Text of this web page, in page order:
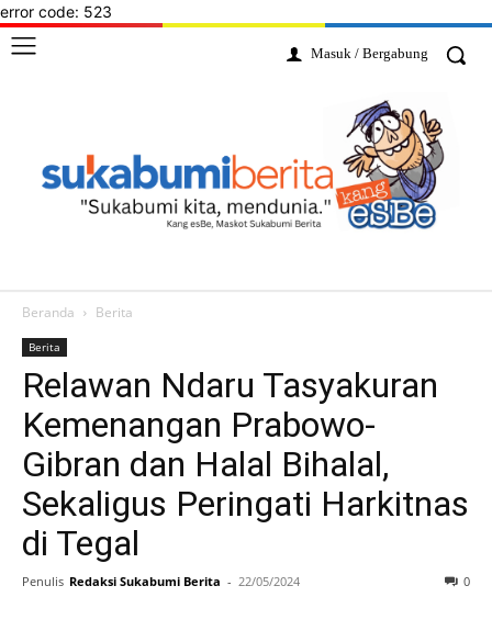
error code: 523
Masuk / Bergabung
Beranda Berita
Berita
Relawan Ndaru Tasyakuran
Kemenangan Prabowo-
Gibran dan Halal Bihalal,
Sekaligus Peringati Harkitnas
di Tegal
Penulis Redaksi Sukabumi Berita - 22/05/2024 0